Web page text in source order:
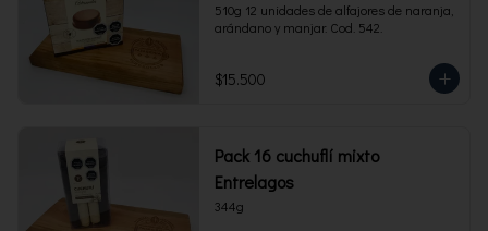
510g 12 unidades de alfajores de naranja,
arándano y manjar. Cod. 542.
$15.500
Pack 16 cuchuflí mixto
Entrelagos
344g